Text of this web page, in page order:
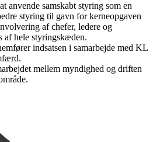
anvende samskabt styring som en
styring til gavn for kerneopgaven
af chefer, ledere og
af hele styringskæden.
indsatsen i samarbejde med KL
mellem myndighed og driften